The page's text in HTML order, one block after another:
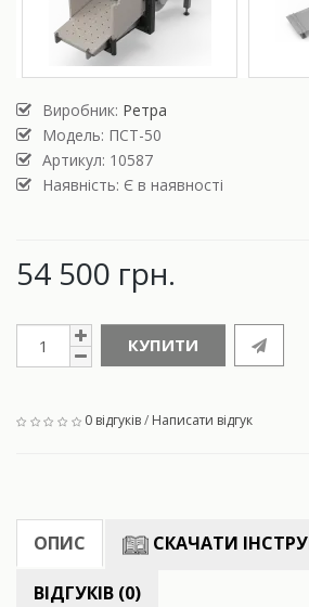
Виробник: Ретра
Модель: ПСТ-50
Артикул: 10587
Наявність: Є в наявності
54 500 грн.
КУПИТИ
0 відгуків/ Написати відгук
ОПИС СКАЧАТИ
ВІДГУКІВ (0)